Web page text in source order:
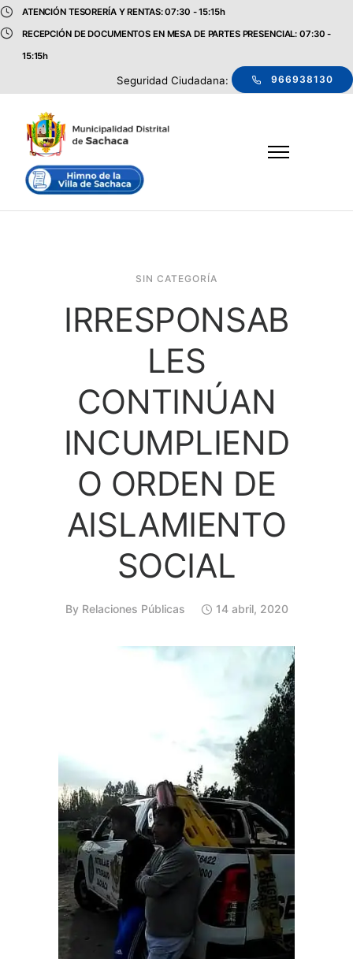
ATENCIÓN TESORERÍA Y RENTAS: 07:30 - 15:15h
RECEPCIÓN DE DOCUMENTOS EN MESA DE PARTES PRESENCIAL: 07:30 -
15:15h
Seguridad Ciudadana: 966938130
SIN CATEGORÍA
IRRESPONSAB
LES
CONTINÚAN
INCUMPLIEND
O ORDEN DE
AISLAMIENTO
SOCIAL
By Relaciones Públicas 14 abril, 2020